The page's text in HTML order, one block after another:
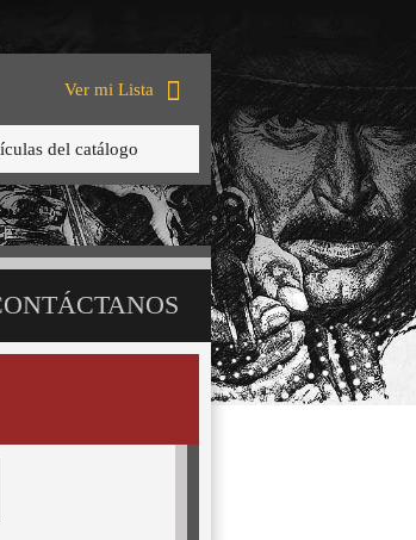
Ver mi Lista
del catálogo